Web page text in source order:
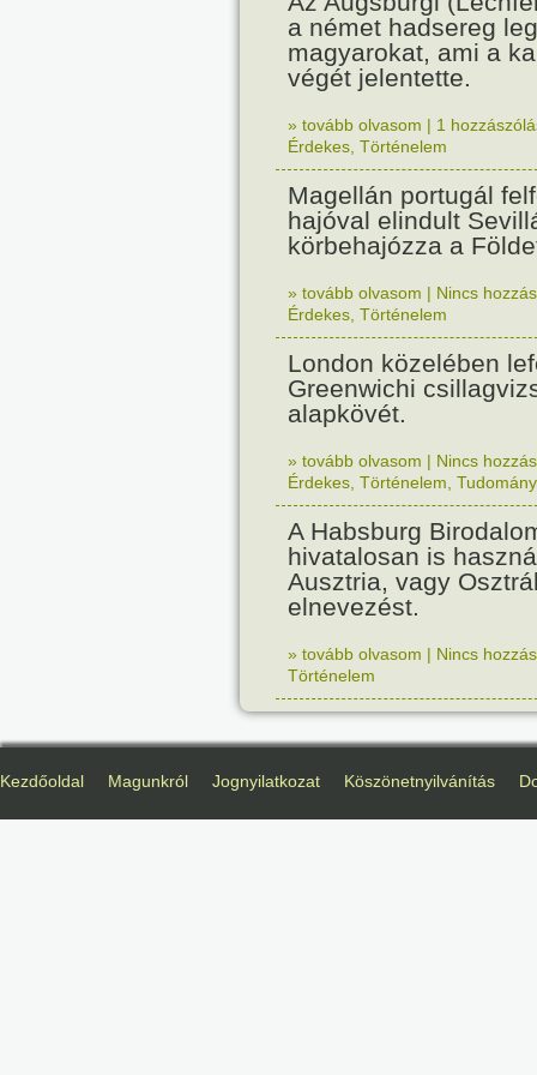
a német hadsereg
magyarokat, ami a
végét jelentette.
» tovább olvasom | 1
Érdekes Történelem
Magellán portugál
hajóval elindult
körbehajózza a
» tovább olvasom | Nincs
Érdekes Történelem
London közelében
Greenwichi
alapkövét.
» tovább olvasom | Nincs
Érdekes Történelem Tudomány
A Habsburg
hivatalosan is
Ausztria, vagy
elnevezést.
» tovább olvasom | Nincs
Történelem
Kezdőoldal Magunkról Jognyilatkozat Köszönetnyilvánítás